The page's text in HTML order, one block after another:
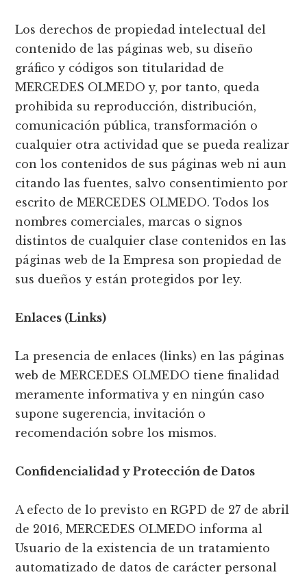
Los derechos de propiedad intelectual del
contenido de las páginas web, su diseño
gráfico y códigos son titularidad de
MERCEDES OLMEDO y, por tanto, queda
prohibida su reproducción, distribución,
comunicación pública, transformación o
cualquier otra actividad que se pueda realizar
con los contenidos de sus páginas web ni aun
citando las fuentes, salvo consentimiento por
escrito de MERCEDES OLMEDO. Todos los
nombres comerciales, marcas o signos
distintos de cualquier clase contenidos en las
páginas web de la Empresa son propiedad de
sus dueños y están protegidos por ley.
Enlaces (Links)
La presencia de enlaces (links) en las páginas
web de MERCEDES OLMEDO tiene finalidad
meramente informativa y en ningún caso
supone sugerencia, invitación o
recomendación sobre los mismos.
Confidencialidad y Protección de Datos
A efecto de lo previsto en RGPD de 27 de abril
de 2016, MERCEDES OLMEDO informa al
Usuario de la existencia de un tratamiento
automatizado de datos de carácter personal